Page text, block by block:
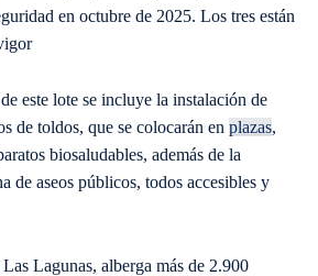
en octubre de 2025. Los tres están
este lote se incluye la instalación de
de toldos, que se colocarán en plazas,
biosaludables, además de la
de aseos públicos, todos accesibles y
Lagunas, alberga más de 2.900